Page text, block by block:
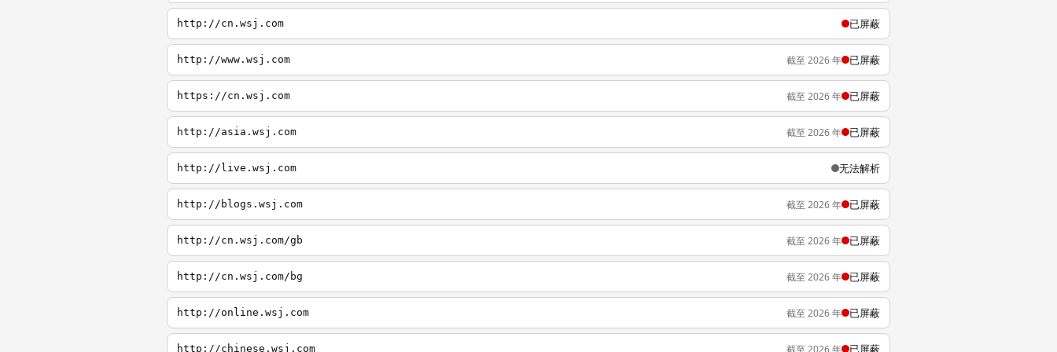
http://cn.wsj.com 已屏蔽
http://www.wsj.com 截至 2026 年 已屏蔽
https://cn.wsj.com 截至 2026 年 已屏蔽
http://asia.wsj.com 截至 2026 年 已屏蔽
http://live.wsj.com 无法解析
http://blogs.wsj.com 截至 2026 年 已屏蔽
http://cn.wsj.com/gb 截至 2026 年 已屏蔽
http://cn.wsj.com/bg 截至 2026 年 已屏蔽
http://online.wsj.com 截至 2026 年 已屏蔽
http://chinese.wsj.com 截至 2026 年 已屏蔽